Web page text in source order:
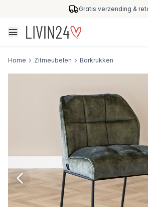
Gratis verzending &
Home Zitmeubelen Barkrukken